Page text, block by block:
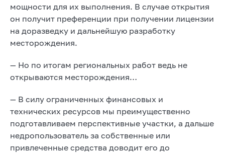
мощности для их выполнения. В случае открытия
он получит преференции при получении лицензии
на доразведку и дальнейшую разработку
месторождения.
— Но по итогам региональных работ ведь не
открываются месторождения…
— В силу ограниченных финансовых и
технических ресурсов мы преимущественно
подготавливаем перспективные участки, а дальше
недропользователь за собственные или
привлеченные средства доводит его до